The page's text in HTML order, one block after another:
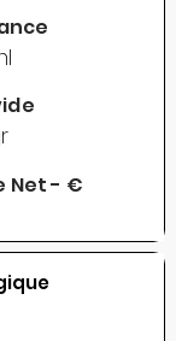
Net - €